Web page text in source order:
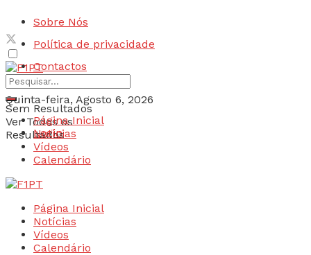
Sobre Nós
Política de privacidade
Contactos
Quinta-feira, Agosto 6, 2026
Login
Sem Resultados
Ver Todos os
Resultados
Página Inicial
Notícias
Vídeos
Calendário
Página Inicial
Notícias
Vídeos
Calendário